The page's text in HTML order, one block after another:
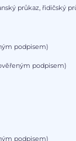
průkaz, řidičský
podpisem)
podpisem)
podpisem)